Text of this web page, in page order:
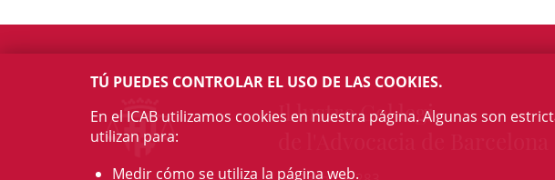
Il·lustre Col·legi
TÚ PUEDES CONTROLAR EL USO DE LAS COOKIES.
En el ICAB utilizamos cookies en nuestra página. Algunas son
utilizan para:
Medir cómo se utiliza la página web.